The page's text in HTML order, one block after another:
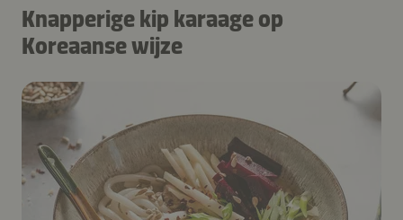
Knapperige kip karaage op
Koreaanse wijze